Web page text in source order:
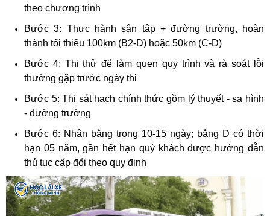
theo chương trình
Bước 3: Thực hành sân tập + đường trường, hoàn
thành tối thiểu 100km (B2-D) hoặc 50km (C-D)
Bước 4: Thi thử để làm quen quy trình và rà soát lỗi
thường gặp trước ngày thi
Bước 5: Thi sát hạch chính thức gồm lý thuyết - sa hình
- đường trường
Bước 6: Nhận bằng trong 10-15 ngày; bằng D có thời
hạn 05 năm, gần hết hạn quý khách được hướng dẫn
thủ tục cấp đổi theo quy định